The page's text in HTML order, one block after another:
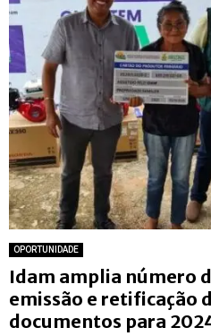
OPORTUNIDADE
Idam amplia número
emissão e retificação
documentos para